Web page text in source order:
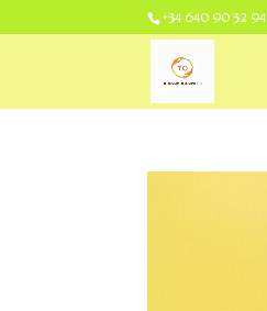
+34 640 90 32 94